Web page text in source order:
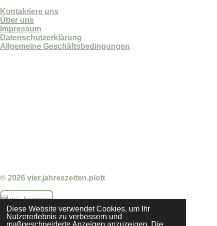
Diese Website verwendet Cookies, um Ihr
Nutzererlebnis zu verbessern und
Kontaktiere uns
Über uns
Impressum
Datenschutzerklärung
Allgemeine Geschäftsbedingungen
© 2026 vier.jahreszeiten.plott
der_hartmaen